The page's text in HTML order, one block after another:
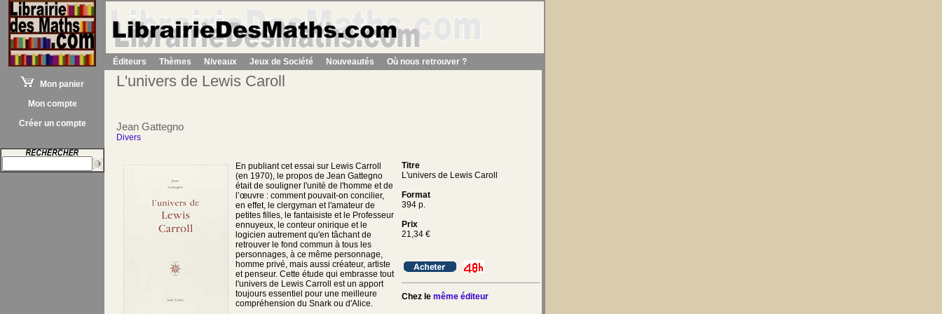
Mon panier
Mon compte
Créer un compte
Éditeurs Thèmes Niveaux Jeux de Société Nouveautés Où nous retrouver ?
L'univers de Lewis Caroll
Jean Gattegno
Divers
En publiant cet essai sur Lewis Carroll
(en 1970), le propos de Jean Gattegno
était de souligner l'unité de l'homme et de
l’œuvre : comment pouvait-on concilier,
en effet, le clergyman et l'amateur de
petites filles, le fantaisiste et le Professeur
ennuyeux, le conteur onirique et le
logicien autrement qu'en tâchant de
retrouver le fond commun à tous les
personnages, à ce même personnage,
homme privé, mais aussi créateur, artiste
et penseur. Cette étude qui embrasse tout
l'univers de Lewis Carroll est un apport
toujours essentiel pour une meilleure
compréhension du Snark ou d'Alice.
Titre
L'univers de Lewis Caroll
Format
394 p.
Prix
21,34 €
Chez le même éditeur